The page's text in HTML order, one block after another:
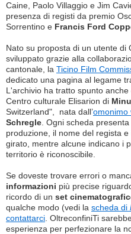
Caine, Paolo Villaggio e Jim
presenza di registi da premio
Sorrentino e Francis Ford
Nato su proposta di un utente di
sviluppato grazie alla
cantonale, la Ticino Film
dedicato una pagina al legame
L'archivio ha tratto spunto
Centro culturale Elisarion di
Switzerland", nata dall’omonimo
Schregle . Ogni scheda
produzione, il nome del regista
girato, mentre alcune indicano i
territorio è riconoscibile.
Se doveste trovare errori o
informazioni più precise
ricordo di un set
qualche modo (vedi la scheda di
contattarci . OltreconfiniTi
esperienza per perfezionare la